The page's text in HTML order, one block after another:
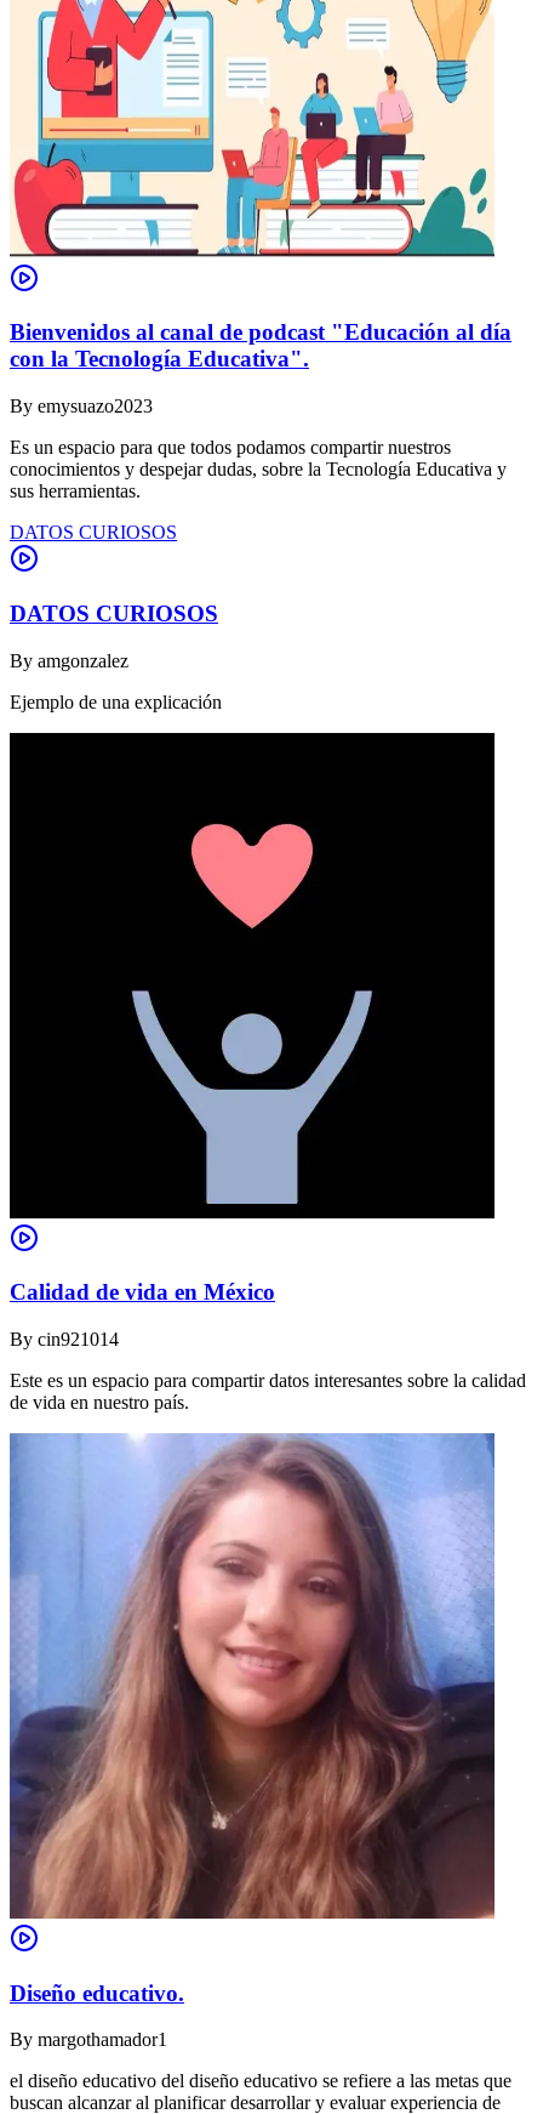
Bienvenidos al canal de podcast "Educación al día
con la Tecnología Educativa".
By emysuazo2023
Es un espacio para que todos podamos compartir nuestros
conocimientos y despejar dudas, sobre la Tecnología Educativa y
sus herramientas.
DATOS CURIOSOS
DATOS CURIOSOS
By amgonzalez
Ejemplo de una explicación
Calidad de vida en México
By cin921014
Este es un espacio para compartir datos interesantes sobre la calidad
de vida en nuestro país.
Diseño educativo.
By margothamador1
el diseño educativo del diseño educativo se refiere a las metas que
buscan alcanzar al planificar desarrollar y evaluar experiencia de